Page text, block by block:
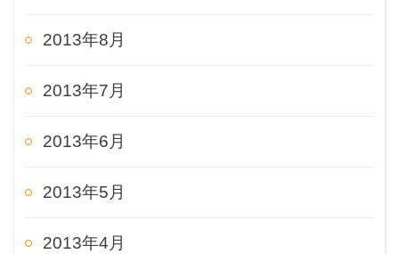
2013年8月
2013年7月
2013年6月
2013年5月
2013年4月